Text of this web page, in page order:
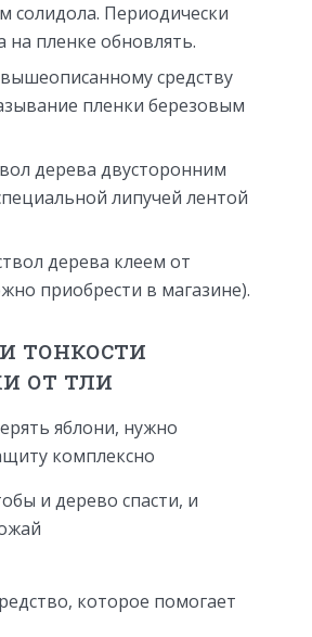
солидола. Периодически
на пленке обновлять.
средству
пленки березовым
дерева двусторонним
липучей лентой
дерева клеем от
приобрести в магазине).
тонкости
от тли
яблони, нужно
комплексно
и дерево спасти, и
которое помогает